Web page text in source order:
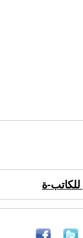
للكاتب-ة